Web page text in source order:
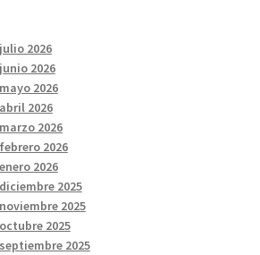
julio 2026
junio 2026
mayo 2026
abril 2026
marzo 2026
febrero 2026
enero 2026
diciembre 2025
noviembre 2025
octubre 2025
septiembre 2025